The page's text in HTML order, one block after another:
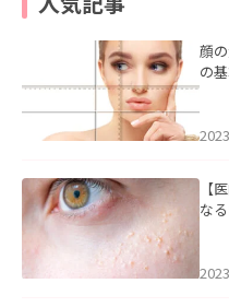
顔
の
【
な